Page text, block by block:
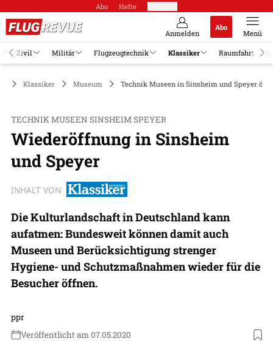
Abo Hefte
Anmelden
Abo
Menü
Zivil Militär Flugzeugtechnik Klassiker Raumfahrt
Klassiker Museum Technik Museen in Sinsheim und Speyer
TECHNIK MUSEEN SINSHEIM SPEYER
Wiederöffnung in Sinsheim
und Speyer
INHALT VON
Die Kulturlandschaft in Deutschland kann
aufatmen: Bundesweit können damit auch
Museen und Berücksichtigung strenger
Hygiene- und Schutzmaßnahmen wieder für die
Besucher öffnen.
ppr
Veröffentlicht am 07.05.2020
Foto: Technik Museum Sinsheim